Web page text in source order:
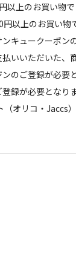
上のお買い物で
以上のお買い物
キュークーポン
いいただいた、
のご登録が必要と
録が必要となり
オリコ・Jaccs